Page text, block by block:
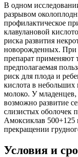
В одном
разрывом
профилактическое
клавулановой
риска развития
новорожденных. При
препарат применяют
предполагаемая
риск для плода и
кислота в небольших
молоко. У
возможно развитие
слизистых оболочек
Амоксиклав 500+125
прекращении
Условия и